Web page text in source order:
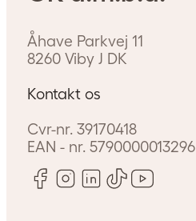
Åhave Parkvej 11
8260 Viby J DK
Kontakt os
Cvr-nr. 39170418
EAN - nr.5790000013296